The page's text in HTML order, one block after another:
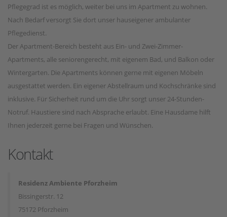
Pflegegrad ist es möglich, weiter bei uns im Apartment zu wohnen.
Nach Bedarf versorgt Sie dort unser hauseigener ambulanter
Pflegedienst.
Der Apartment-Bereich besteht aus Ein- und Zwei-Zimmer-
Apartments, alle seniorengerecht, mit eigenem Bad, und Balkon oder
Wintergarten. Die Apartments können gerne mit eigenen Möbeln
ausgestattet werden. Ein eigener Abstellraum und Kochschränke sind
inklusive. Für Sicherheit rund um die Uhr sorgt unser 24-Stunden-
Notruf. Haustiere sind nach Absprache erlaubt. Eine Hausdame hilft
Ihnen jederzeit gerne bei Fragen und Wünschen.
Kontakt
Residenz Ambiente Pforzheim
Bissingerstr. 12
75172 Pforzheim